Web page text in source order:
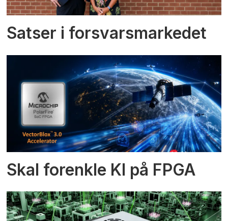
Satser i forsvarsmarkedet
Skal forenkle KI på FPGA